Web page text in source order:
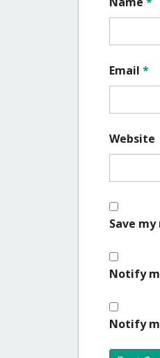
Email *
Website
Save
Notify
Notify